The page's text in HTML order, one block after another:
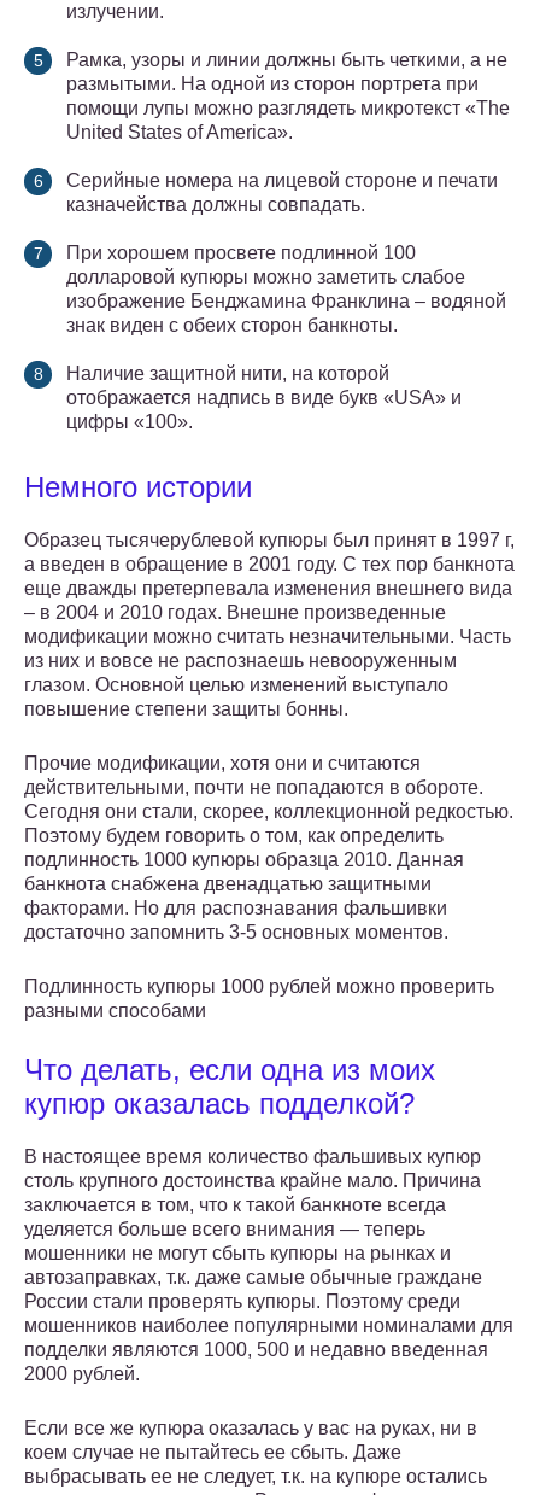
излучении.
Рамка, узоры и линии должны быть четкими, а не
размытыми. На одной из сторон портрета при
помощи лупы можно разглядеть микротекст «The
United States of America».
Серийные номера на лицевой стороне и печати
казначейства должны совпадать.
При хорошем просвете подлинной 100
долларовой купюры можно заметить слабое
изображение Бенджамина Франклина – водяной
знак виден с обеих сторон банкноты.
Наличие защитной нити, на которой
отображается надпись в виде букв «USA» и
цифры «100».
Немного истории
Образец тысячерублевой купюры был принят в 1997 г,
а введен в обращение в 2001 году. С тех пор банкнота
еще дважды претерпевала изменения внешнего вида
– в 2004 и 2010 годах. Внешне произведенные
модификации можно считать незначительными. Часть
из них и вовсе не распознаешь невооруженным
глазом. Основной целью изменений выступало
повышение степени защиты бонны.
Прочие модификации, хотя они и считаются
действительными, почти не попадаются в обороте.
Сегодня они стали, скорее, коллекционной редкостью.
Поэтому будем говорить о том, как определить
подлинность 1000 купюры образца 2010. Данная
банкнота снабжена двенадцатью защитными
факторами. Но для распознавания фальшивки
достаточно запомнить 3-5 основных моментов.
Подлинность купюры 1000 рублей можно проверить
разными способами
Что делать, если одна из моих
купюр оказалась подделкой?
В настоящее время количество фальшивых купюр
столь крупного достоинства крайне мало. Причина
заключается в том, что к такой банкноте всегда
уделяется больше всего внимания — теперь
мошенники не могут сбыть купюры на рынках и
автозаправках, т.к. даже самые обычные граждане
России стали проверять купюры. Поэтому среди
мошенников наиболее популярными номиналами для
подделки являются 1000, 500 и недавно введенная
2000 рублей.
Если все же купюра оказалась у вас на руках, ни в
коем случае не пытайтесь ее сбыть. Даже
выбрасывать ее не следует, т.к. на купюре остались